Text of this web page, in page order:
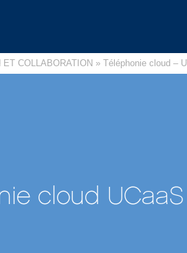
COLLABORATION » Téléphonie cloud –
cloud UCaaS